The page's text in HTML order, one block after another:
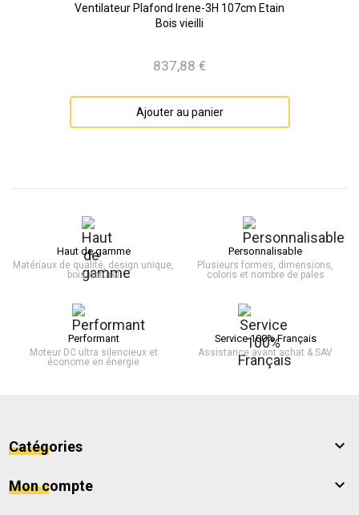
Ventilateur Plafond Irene-3H 107cm Etain
Bois vieilli
Prix
837,88 €
Ajouter au panier
Haut de gamme
Matériaux de qualité, design unique,
bois naturel
Personnalisable
Plusieurs formes, dimensions,
coloris et nombre de pales
Performant
Moteur DC ultra silencieux et
économe en énergie
Service 100% Français
Assistance avant achat & SAV
Catégories 
Mon compte 